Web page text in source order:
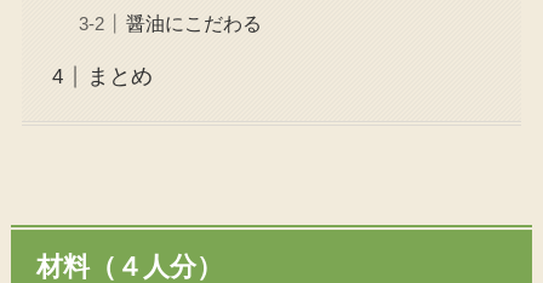
醤油にこだわる
まとめ
材料（４人分）